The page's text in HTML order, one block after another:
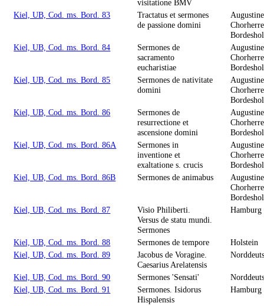
visitatione BMV
Kiel, UB, Cod. ms. Bord. 83
Tractatus et sermones
de passione domini
Kiel, UB, Cod. ms. Bord. 84
Sermones de
sacramento
eucharistiae
Kiel, UB, Cod. ms. Bord. 85
Sermones de nativitate
domini
Kiel, UB, Cod. ms. Bord. 86
Sermones de
resurrectione et
ascensione domini
Kiel, UB, Cod. ms. Bord. 86A
Sermones in
inventione et
exaltatione s. crucis
Kiel, UB, Cod. ms. Bord. 86B
Sermones de animabus
Kiel, UB, Cod. ms. Bord. 87
Visio Philiberti.
Versus de statu mundi.
Sermones
Hamburg
Kiel, UB, Cod. ms. Bord. 88 Sermones de tempore
Holstein
Kiel, UB, Cod. ms. Bord. 89
Jacobus de Voragine.
Caesarius Arelatensis
Kiel, UB, Cod. ms. Bord. 90 Sermones 'Sensati'
Kiel, UB, Cod. ms. Bord. 91
Sermones. Isidorus
Hispalensis
Hamburg